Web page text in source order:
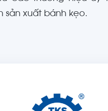
sản xuất bánh kẹo.